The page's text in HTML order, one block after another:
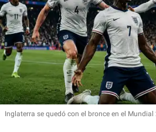
Inglaterra se quedó con el bronce en el Mundial